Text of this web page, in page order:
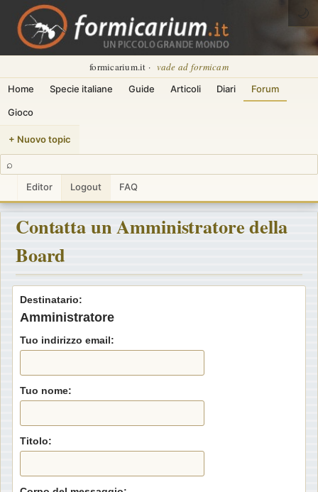
formicarium.it · vade ad formicam
Home Specie italiane Guide Articoli Diari Forum
Gioco
+ Nuovo topic
⌕
Editor Logout FAQ
🌙
Contatta un Amministratore della
Board
Destinatario:
Amministratore
Tuo indirizzo email:
Tuo nome:
Titolo: